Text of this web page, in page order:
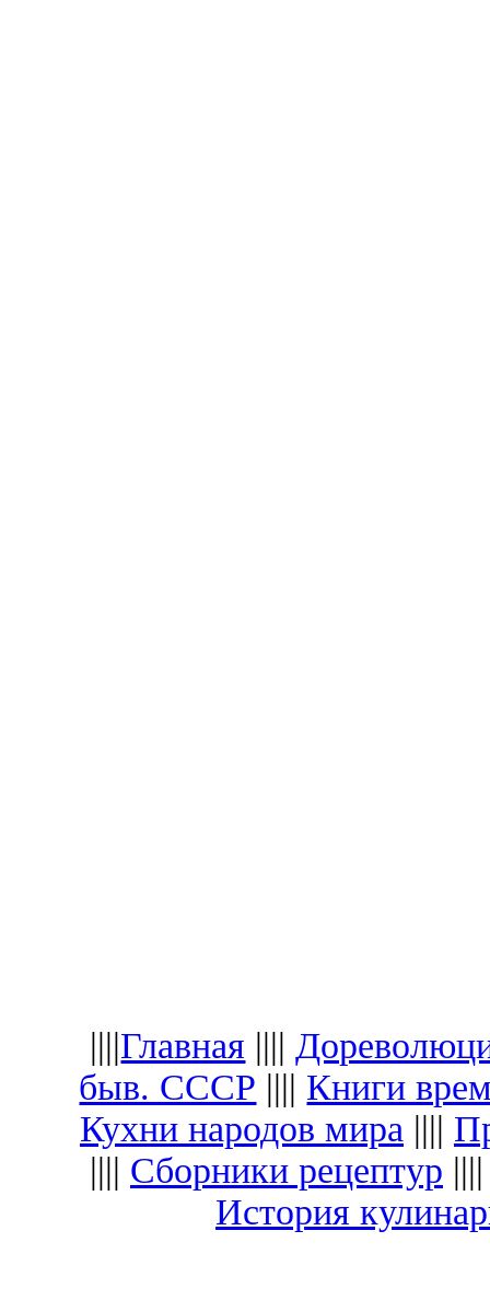
||||Главная ||||
быв. СССР |||| Книги
Кухни народов мира ||||
|||| Сборники рецептур
История